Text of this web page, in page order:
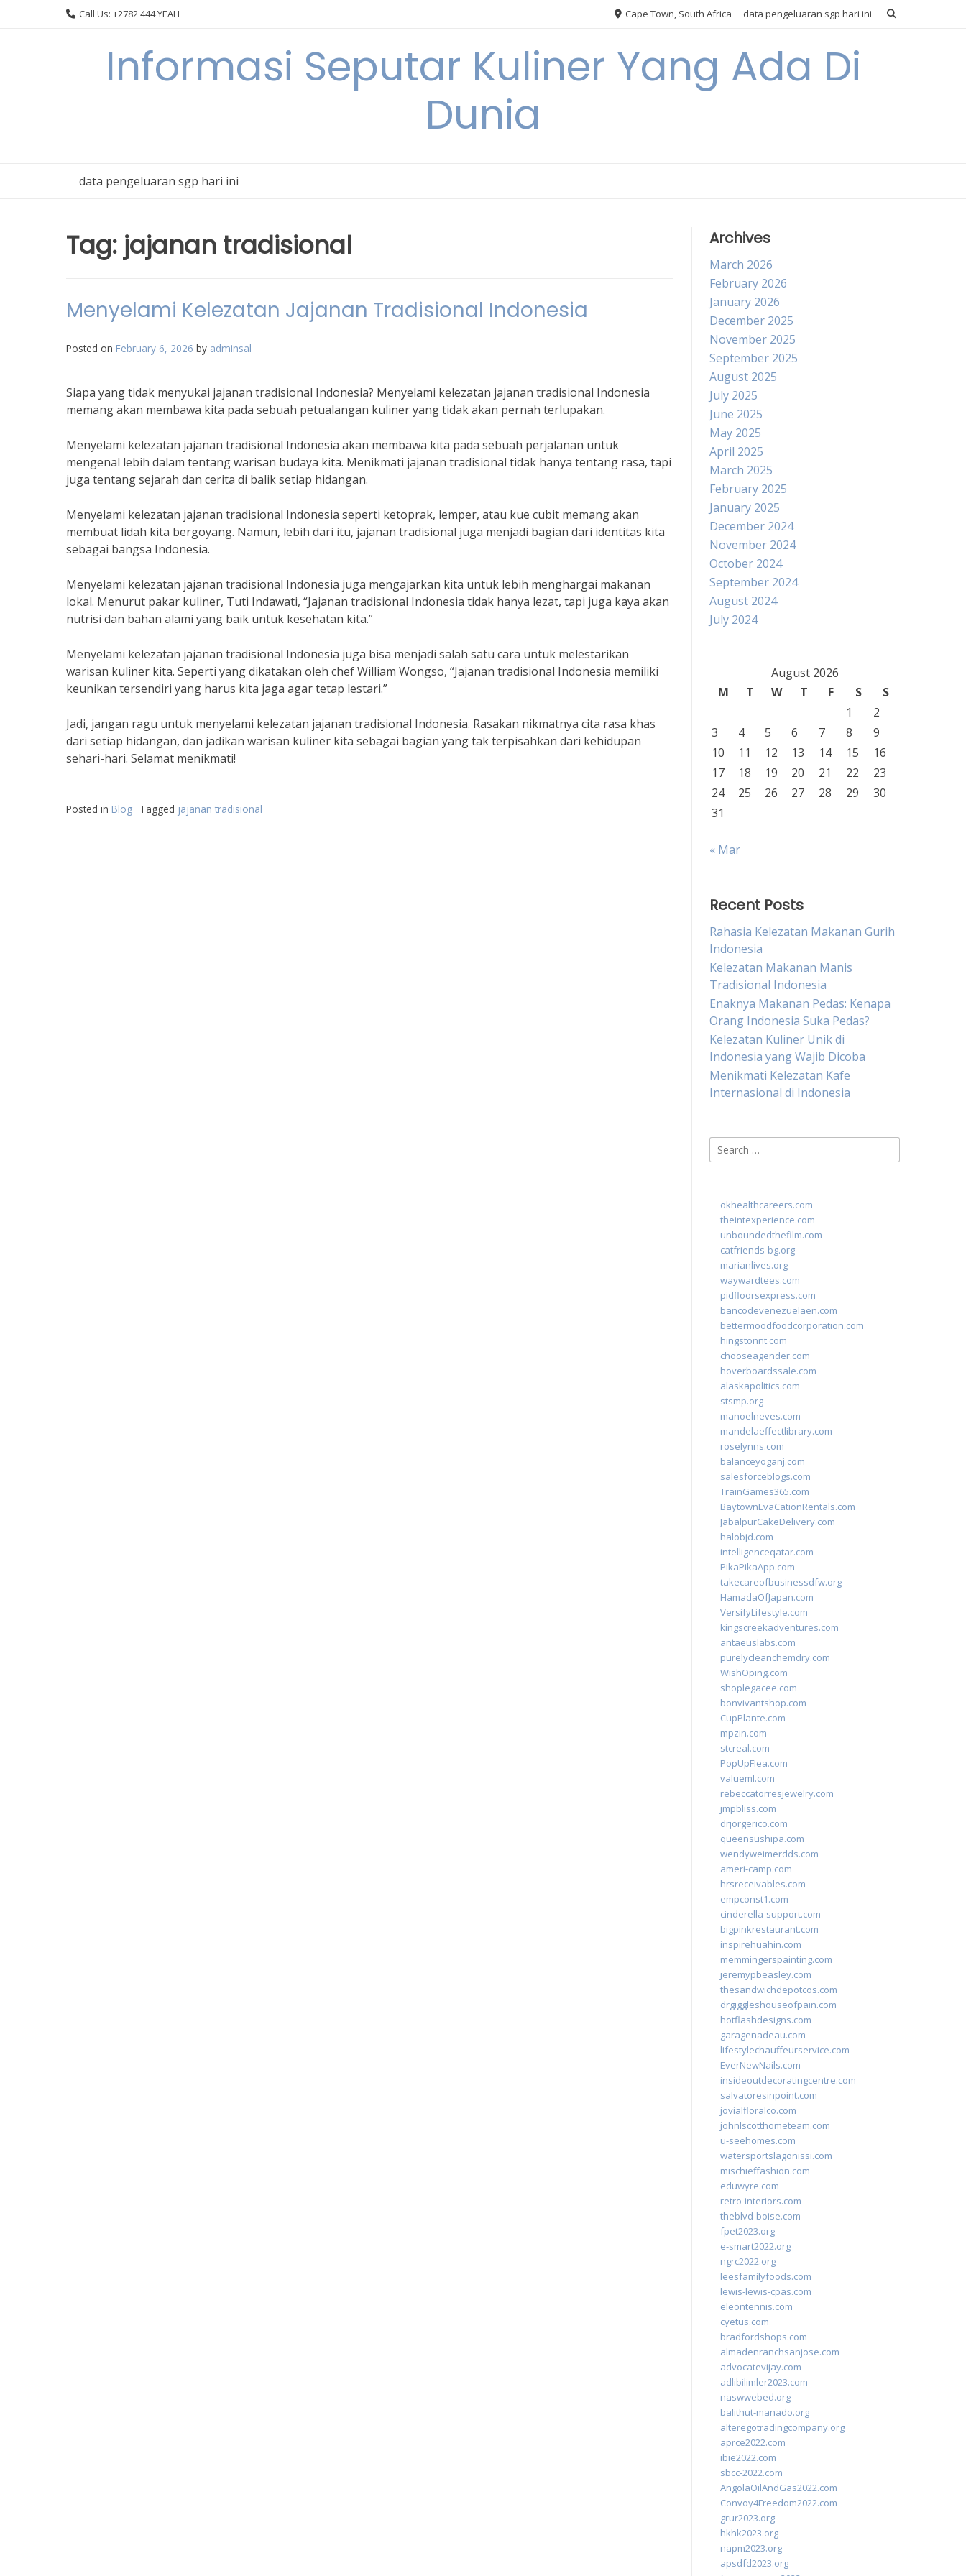
Call Us: +2782 444 YEAH Cape Town, South Africa data pengeluaran sgp hari ini
Informasi Seputar Kuliner Yang Ada Di
Dunia
data pengeluaran sgp hari ini
Tag: jajanan tradisional
Menyelami Kelezatan Jajanan Tradisional Indonesia
Posted on February 6, 2026 by adminsal
Siapa yang tidak menyukai jajanan tradisional Indonesia? Menyelami kelezatan jajanan tradisional Indonesia
memang akan membawa kita pada sebuah petualangan kuliner yang tidak akan pernah terlupakan.
Menyelami kelezatan jajanan tradisional Indonesia akan membawa kita pada sebuah perjalanan untuk
mengenal lebih dalam tentang warisan budaya kita. Menikmati jajanan tradisional tidak hanya tentang rasa, tapi
juga tentang sejarah dan cerita di balik setiap hidangan.
Menyelami kelezatan jajanan tradisional Indonesia seperti ketoprak, lemper, atau kue cubit memang akan
membuat lidah kita bergoyang. Namun, lebih dari itu, jajanan tradisional juga menjadi bagian dari identitas kita
sebagai bangsa Indonesia.
Menyelami kelezatan jajanan tradisional Indonesia juga mengajarkan kita untuk lebih menghargai makanan
lokal. Menurut pakar kuliner, Tuti Indawati, “Jajanan tradisional Indonesia tidak hanya lezat, tapi juga kaya akan
nutrisi dan bahan alami yang baik untuk kesehatan kita.”
Menyelami kelezatan jajanan tradisional Indonesia juga bisa menjadi salah satu cara untuk melestarikan
warisan kuliner kita. Seperti yang dikatakan oleh chef William Wongso, “Jajanan tradisional Indonesia memiliki
keunikan tersendiri yang harus kita jaga agar tetap lestari.”
Jadi, jangan ragu untuk menyelami kelezatan jajanan tradisional Indonesia. Rasakan nikmatnya cita rasa khas
dari setiap hidangan, dan jadikan warisan kuliner kita sebagai bagian yang tak terpisahkan dari kehidupan
sehari-hari. Selamat menikmati!
Posted in Blog Tagged jajanan tradisional
Archives
March 2026
February 2026
January 2026
December 2025
November 2025
September 2025
August 2025
July 2025
June 2025
May 2025
April 2025
March 2025
February 2025
January 2025
December 2024
November 2024
October 2024
September 2024
August 2024
July 2024
August 2026
M
T W T F S
S
1
2
3
4 5 6 7 8
9
10
11 12 13 14 15
16
17
18 19 20 21 22
23
24
25 26 27 28 29
30
31
« Mar
Recent Posts
Rahasia Kelezatan Makanan Gurih
Indonesia
Kelezatan Makanan Manis
Tradisional Indonesia
Enaknya Makanan Pedas: Kenapa
Orang Indonesia Suka Pedas?
Kelezatan Kuliner Unik di
Indonesia yang Wajib Dicoba
Menikmati Kelezatan Kafe
Internasional di Indonesia
Search
for:
okhealthcareers.com
theintexperience.com
unboundedthefilm.com
catfriends-bg.org
marianlives.org
waywardtees.com
pidfloorsexpress.com
bancodevenezuelaen.com
bettermoodfoodcorporation.com
hingstonnt.com
chooseagender.com
hoverboardssale.com
alaskapolitics.com
stsmp.org
manoelneves.com
mandelaeffectlibrary.com
roselynns.com
balanceyoganj.com
salesforceblogs.com
TrainGames365.com
BaytownEvaCationRentals.com
JabalpurCakeDelivery.com
halobjd.com
intelligenceqatar.com
PikaPikaApp.com
takecareofbusinessdfw.org
HamadaOfJapan.com
VersifyLifestyle.com
kingscreekadventures.com
antaeuslabs.com
purelycleanchemdry.com
WishOping.com
shoplegacee.com
bonvivantshop.com
CupPlante.com
mpzin.com
stcreal.com
PopUpFlea.com
valueml.com
rebeccatorresjewelry.com
jmpbliss.com
drjorgerico.com
queensushipa.com
wendyweimerdds.com
ameri-camp.com
hrsreceivables.com
empconst1.com
cinderella-support.com
bigpinkrestaurant.com
inspirehuahin.com
memmingerspainting.com
jeremypbeasley.com
thesandwichdepotcos.com
drgiggleshouseofpain.com
hotflashdesigns.com
garagenadeau.com
lifestylechauffeurservice.com
EverNewNails.com
insideoutdecoratingcentre.com
salvatoresinpoint.com
jovialfloralco.com
johnlscotthometeam.com
u-seehomes.com
watersportslagonissi.com
mischieffashion.com
eduwyre.com
retro-interiors.com
theblvd-boise.com
fpet2023.org
e-smart2022.org
ngrc2022.org
leesfamilyfoods.com
lewis-lewis-cpas.com
eleontennis.com
cyetus.com
bradfordshops.com
almadenranchsanjose.com
advocatevijay.com
adlibilimler2023.com
naswwebed.org
balithut-manado.org
alteregotradingcompany.org
aprce2022.com
ibie2022.com
sbcc-2022.com
AngolaOilAndGas2022.com
Convoy4Freedom2022.com
grur2023.org
hkhk2023.org
napm2023.org
apsdfd2023.org